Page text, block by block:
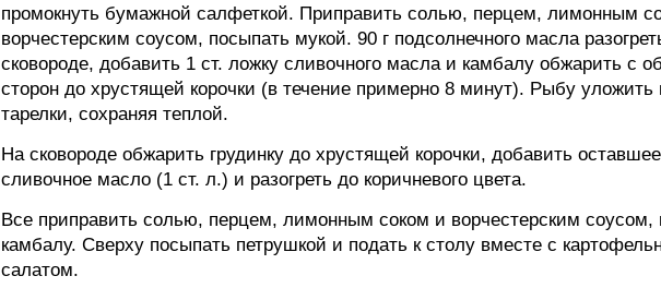
промокнуть бумажной салфеткой. Приправить солью, перцем, лимонным
ворчестерским соусом, посыпать мукой. 90 г подсолнечного масла
сковороде, добавить 1 ст. ложку сливочного масла и камбалу обжарить с
сторон до хрустящей корочки (в течение примерно 8 минут). Рыбу уложить
тарелки, сохраняя теплой.
На сковороде обжарить грудинку до хрустящей корочки, добавить
сливочное масло (1 ст. л.) и разогреть до коричневого цвета.
Все приправить солью, перцем, лимонным соком и ворчестерским соусом,
камбалу. Сверху посыпать петрушкой и подать к столу вместе с
салатом.